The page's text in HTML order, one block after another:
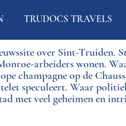
TRUDOCS TRAVELS
over Sint-Truiden.
arbeiders wonen.
champagne op de
speculeert. Waar
met veel geheimen en